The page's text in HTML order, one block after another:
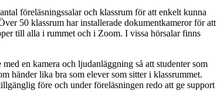
föreläsningssalar och klassrum för att enkelt kunna
50 klassrum har installerade dokumentkameror för att
till alla i rummet och i Zoom. I vissa hörsalar finns
en kamera och ljudanläggning så att studenter som
händer lika bra som elever som sitter i klassrummet.
före och under föreläsningen redo att ge support